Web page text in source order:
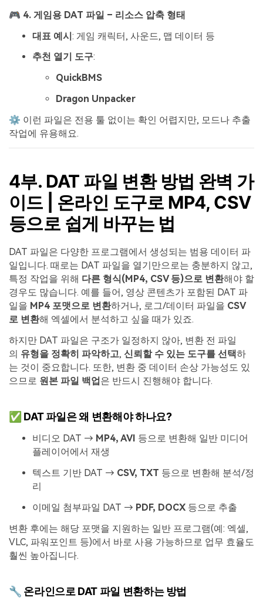
🎮 4. 게임용 DAT 파일 – 리소스 압축 형태
대표 예시: 게임 캐릭터, 사운드, 맵 데이터 등
추천 열기 도구:
QuickBMS
Dragon Unpacker
⚙️ 이런 파일은 전용 툴 없이는 확인 어렵지만, 모드나 추출
작업에 유용해요.
4부. DAT 파일 변환 방법 완벽 가
이드 | 온라인 도구로 MP4, CSV
등으로 쉽게 바꾸는 법
DAT 파일은 다양한 프로그램에서 생성되는 범용 데이터 파
일입니다. 때로는 DAT 파일을 열기만으로는 충분하지 않고,
특정 작업을 위해 다른 형식(MP4, CSV 등)으로 변환해야 할
경우도 많습니다. 예를 들어, 영상 콘텐츠가 포함된 DAT 파
일을 MP4 포맷으로 변환하거나, 로그/데이터 파일을 CSV
로 변환해 엑셀에서 분석하고 싶을 때가 있죠.
하지만 DAT 파일은 구조가 일정하지 않아, 변환 전 파일
의 유형을 정확히 파악하고, 신뢰할 수 있는 도구를 선택하
는 것이 중요합니다. 또한, 변환 중 데이터 손상 가능성도 있
으므로 원본 파일 백업은 반드시 진행해야 합니다.
✅ DAT 파일은 왜 변환해야 하나요?
비디오 DAT → MP4, AVI 등으로 변환해 일반 미디어
플레이어에서 재생
텍스트 기반 DAT → CSV, TXT 등으로 변환해 분석/정
리
이메일 첨부파일 DAT → PDF, DOCX 등으로 추출
변환 후에는 해당 포맷을 지원하는 일반 프로그램(예: 엑셀,
VLC, 파워포인트 등)에서 바로 사용 가능하므로 업무 효율도
훨씬 높아집니다.
🔧 온라인으로 DAT 파일 변환하는 방법